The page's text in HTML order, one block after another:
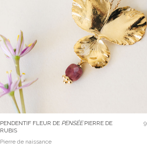
PENDENTIF FLEUR DE PENSÉEPIERRE DE
RUBIS
Pierre de naissance